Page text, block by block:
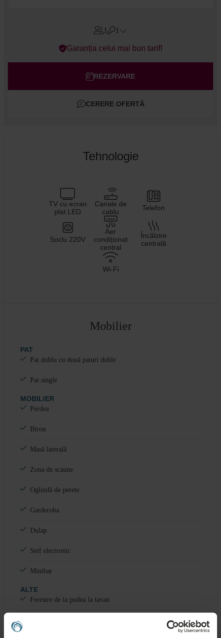
1 1
Errors?
Copii
Garanția celui mai bun tarif!
REZERVARE
CERERE OFERTĂ
Tehnologie
TV cu ecran
plat LED
Canale de
cablu
Telefon
Soclu 220V
Aer
condiționat
central
Încălzire
centrală
Wi-Fi
Mobilier
PAT
Pat dublu cu două paturi duble
Pat single
MOBILIER
Perdea
Birou
Masă laterală
Zona de scaune
Oglindă de perete
Garderoba
Dulap
Seif electronic
Minibar
ALTE
Ferestre de la podea la tavan